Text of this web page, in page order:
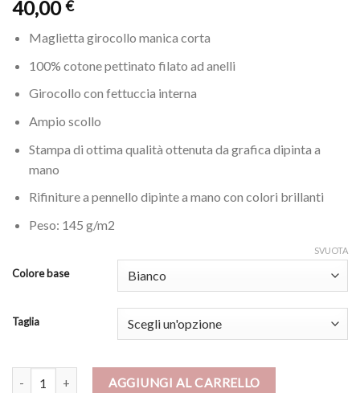
40,00€
Maglietta girocollo manica corta
100% cotone pettinato filato ad anelli
Girocollo con fettuccia interna
Ampio scollo
Stampa di ottima qualità ottenuta da grafica dipinta a
mano
Rifiniture a pennello dipinte a mano con colori brillanti
Peso: 145 g/m2
Colore base
Taglia
SVUOTA
Maglietta - Il sogno di Picasso quantità
AGGIUNGI AL CARRELLO